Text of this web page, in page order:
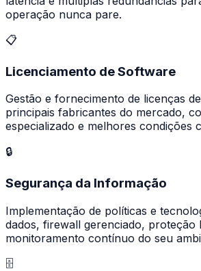
operação nunca pare.
📋
Licenciamento de Software
Gestão e fornecimento de licenças
principais fabricantes do mercado,
especializado e melhores condições
🔒
Segurança da Informação
Implementação de políticas e
dados, firewall gerenciado, proteção
monitoramento contínuo do seu
🗄️